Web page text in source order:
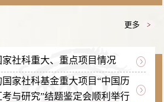
更多
社科重大、重点项目情况
家社科基金重大项目“中国历
与研究”结题鉴定会顺利举行